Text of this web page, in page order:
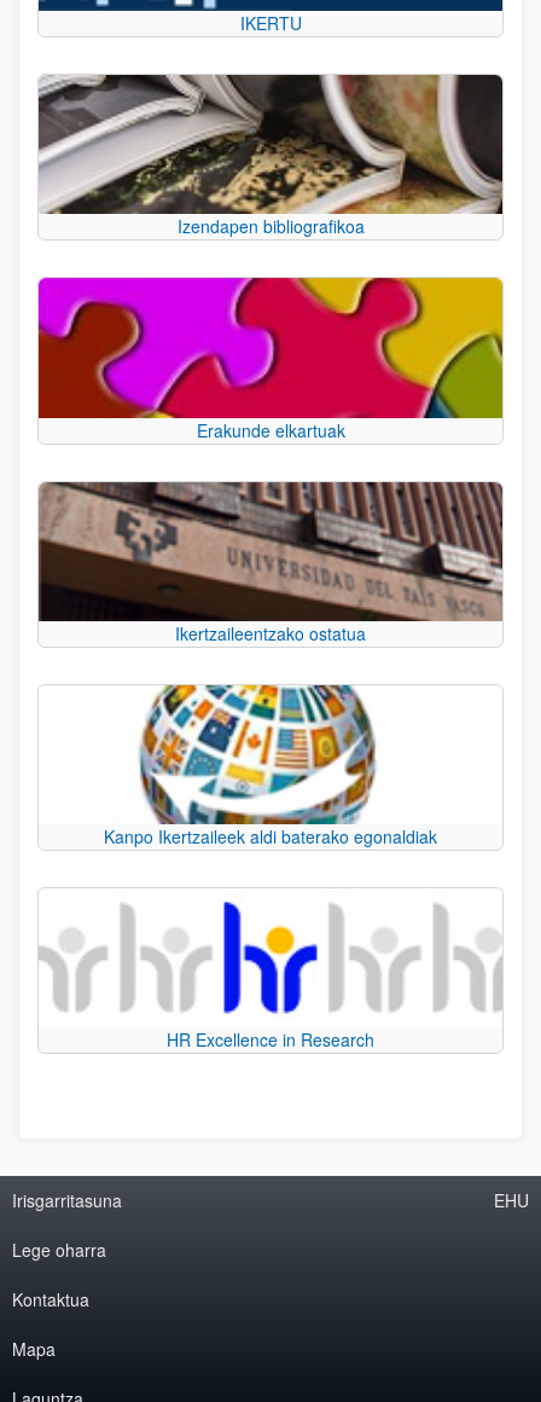
IKERTU
Izendapen bibliografikoa
Erakunde elkartuak
Ikertzaileentzako ostatua
Kanpo Ikertzaileek aldi baterako egonaldiak
HR Excellence in Research
Irisgarritasuna
Lege oharra
Kontaktua
Mapa
EHU